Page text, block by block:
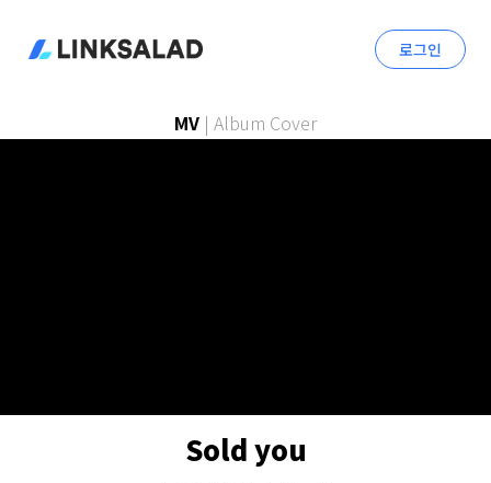
로그인
MV | Album Cover
Sold you